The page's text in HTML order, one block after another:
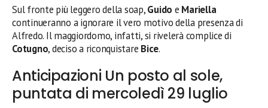
Sul fronte più leggero della soap,Guido e Mariella
continueranno a ignorare il vero motivo della presenza di
Alfredo. Il maggiordomo, infatti, si rivelerà complice di
Cotugno, deciso a riconquistare Bice.
Anticipazioni Un posto al sole,
puntata di mercoledì 29 luglio